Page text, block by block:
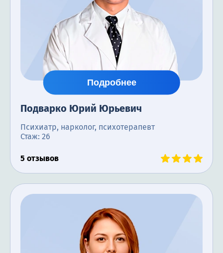
Подробнее
Подварко Юрий Юрьевич
Психиатр, нарколог, психотерапевт
Стаж: 26
5 отзывов